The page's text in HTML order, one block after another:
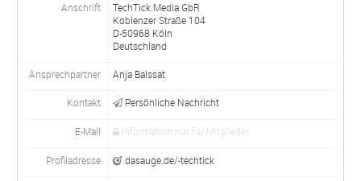
Anschrift
TechTick.Media GbR
Koblenzer Straße 104
D-50968 Köln
Deutschland
Ansprechpartner Anja Balssat
Kontakt Persönliche Nachricht
E-Mail Information nur für Mitglieder
Profiladresse dasauge.de/-techtick